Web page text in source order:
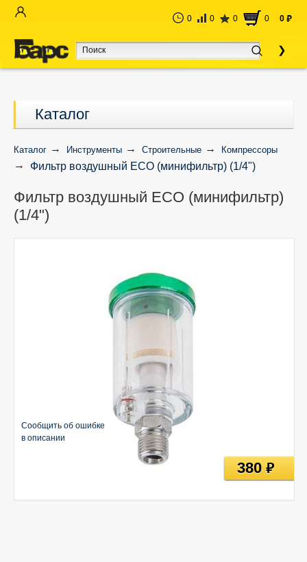
0 0 0 0 0 руб
Каталог
Каталог Инструменты Строительные Компрессоры
Фильтр воздушный ECO (минифильтр) (1/4")
Фильтр воздушный ECO (минифильтр)
(1/4")
Сообщить об ошибке
в описании
380руб